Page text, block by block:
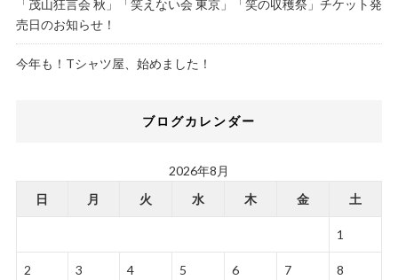
「茂山狂言会 秋」「笑えない会 東京」「笑の収穫祭」チケット発
売日のお知らせ！
今年も！Tシャツ屋、始めました！
ブログカレンダー
2026年8月
日
月 火 水 木 金 土
1
2 3 4 5 6 7 8